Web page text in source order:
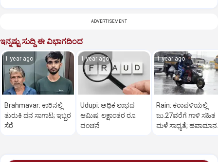
ADVERTISEMENT
ಇನ್ನಷ್ಟು ಸುದ್ದಿ ಈ ವಿಭಾಗದಿಂದ
1 year ago
Brahmavar: ಕಾರಿನಲ್ಲಿ
ತುರುಕಿ ದನ ಸಾಗಾಟ; ಇಬ್ಬರ
ಸೆರೆ
1 year ago
Udupi: ಅಧಿಕ ಲಾಭದ
ಆಮಿಷ: ಲಕ್ಷಾಂತರ ರೂ.
ವಂಚನೆ
1 year ago
Rain: ಕರಾವಳಿಯಲ್ಲಿ
ಜು.27ವರೆಗೆ ಗಾಳಿ ಸಹಿತ
ಮಳೆ ಸಾಧ್ಯತೆ; ಹವಾಮಾನ